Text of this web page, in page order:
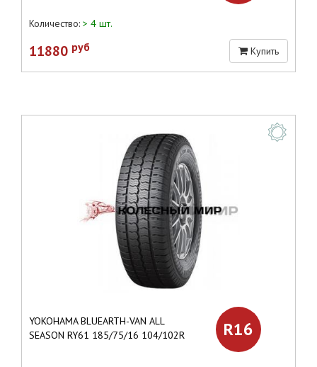
Количество: > 4 шт.
11880 руб Купить
YOKOHAMA BLUEARTH-VAN ALL
SEASON RY61 185/75/16 104/102R
R16